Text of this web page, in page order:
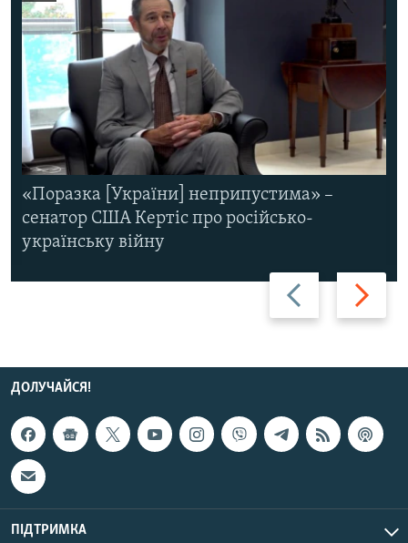
Назад Вперед
«Поразка [України] неприпустима» –
сенатор США Кертіс про російсько-
українську війну
ДОЛУЧАЙСЯ!
ПІДТРИМКА